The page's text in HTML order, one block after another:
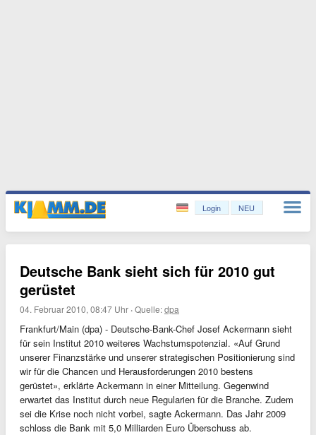
Login NEU
Deutsche Bank sieht sich für 2010 gut
gerüstet
04. Februar 2010, 08:47 Uhr ·Quelle:dpa
Frankfurt/Main (dpa) - Deutsche-Bank-Chef Josef Ackermann sieht
für sein Institut 2010 weiteres Wachstumspotenzial. «Auf Grund
unserer Finanzstärke und unserer strategischen Positionierung sind
wir für die Chancen und Herausforderungen 2010 bestens
gerüstet», erklärte Ackermann in einer Mitteilung. Gegenwind
erwartet das Institut durch neue Regularien für die Branche. Zudem
sei die Krise noch nicht vorbei, sagte Ackermann. Das Jahr 2009
schloss die Bank mit 5,0 Milliarden Euro Überschuss ab.